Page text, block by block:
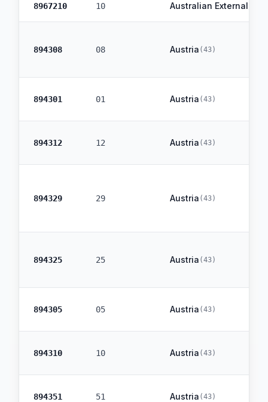
8967210 10 Australian External
894308 08 Austria (43)
894301 01 Austria (43)
894312 12 Austria (43)
894329 29 Austria (43)
894325 25 Austria (43)
894305 05 Austria (43)
894310 10 Austria (43)
894351 51 Austria (43)